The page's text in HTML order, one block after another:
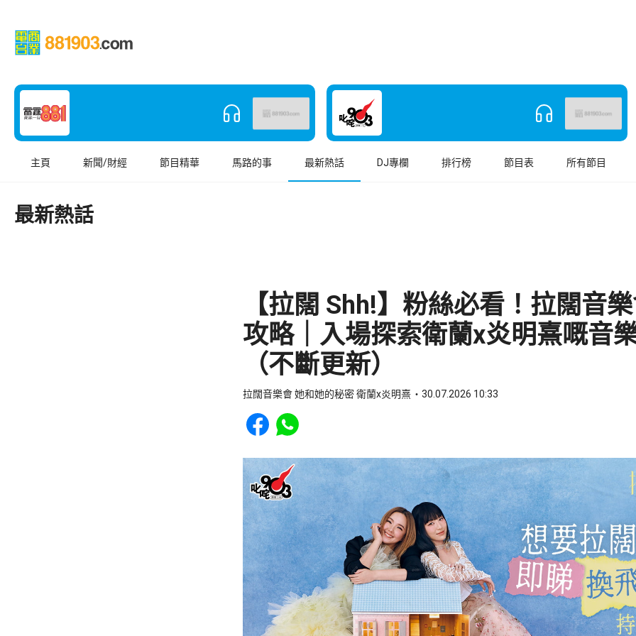
主頁 新聞/財經 節目精華 馬路的事 最新熱話 DJ專欄 排行榜 節目表 所有節目
最新熱話
【拉闊 Shh!】粉絲必看！拉闊音
攻略｜入場探索衛蘭x炎明熹嘅音
（不斷更新）
拉闊音樂會 她和她的秘密 衛蘭x炎明熹 30.07.2026 10:33
Share to Facebook
Share to WhatsApp